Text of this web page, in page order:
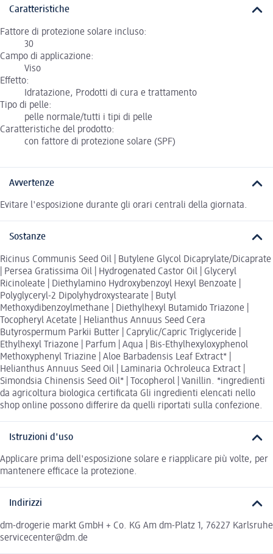
Caratteristiche
Fattore di protezione solare incluso:
30
Campo di applicazione:
Viso
Effetto:
Idratazione, Prodotti di cura e trattamento
Tipo di pelle:
pelle normale/tutti i tipi di pelle
Caratteristiche del prodotto:
con fattore di protezione solare (SPF)
Avvertenze
Evitare l'esposizione durante gli orari centrali della giornata.
Sostanze
Ricinus Communis Seed Oil | Butylene Glycol Dicaprylate/Dicaprate
| Persea Gratissima Oil | Hydrogenated Castor Oil | Glyceryl
Ricinoleate | Diethylamino Hydroxybenzoyl Hexyl Benzoate |
Polyglyceryl-2 Dipolyhydroxystearate | Butyl
Methoxydibenzoylmethane | Diethylhexyl Butamido Triazone |
Tocopheryl Acetate | Helianthus Annuus Seed Cera
Butyrospermum Parkii Butter | Caprylic/Capric Triglyceride |
Ethylhexyl Triazone | Parfum | Aqua | Bis-Ethylhexyloxyphenol
Methoxyphenyl Triazine | Aloe Barbadensis Leaf Extract* |
Helianthus Annuus Seed Oil | Laminaria Ochroleuca Extract |
Simondsia Chinensis Seed Oil* | Tocopherol | Vanillin. *ingredienti
da agricoltura biologica certificata Gli ingredienti elencati nello
shop online possono differire da quelli riportati sulla confezione.
Istruzioni d'uso
Applicare prima dell'esposizione solare e riapplicare più volte, per
mantenere efficace la protezione.
Indirizzi
dm-drogerie markt GmbH + Co. KG Am dm-Platz 1, 76227 Karlsruhe
servicecenter@dm.de